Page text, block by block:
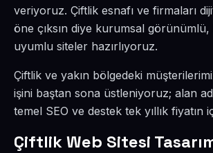
veriyoruz. Çiftlik esnafı ve firmaları
öne çıksın diye kurumsal
uyumlu siteler hazırlıyoruz.
Çiftlik ve yakın bölgedeki
işini baştan sona üstleniyoruz; alan
temel SEO ve destek tek yıllık fiyatın
Çiftlik Web Sitesi